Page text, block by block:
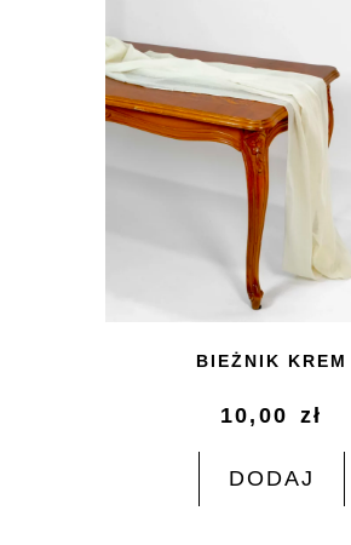
BIEŻNIK KREM
10,00 zł
DODAJ